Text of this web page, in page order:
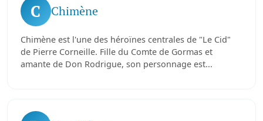
C Chimène
Chimène est l'une des héroïnes centrales de "Le Cid"
de Pierre Corneille. Fille du Comte de Gormas et
amante de Don Rodrigue, son personnage est...